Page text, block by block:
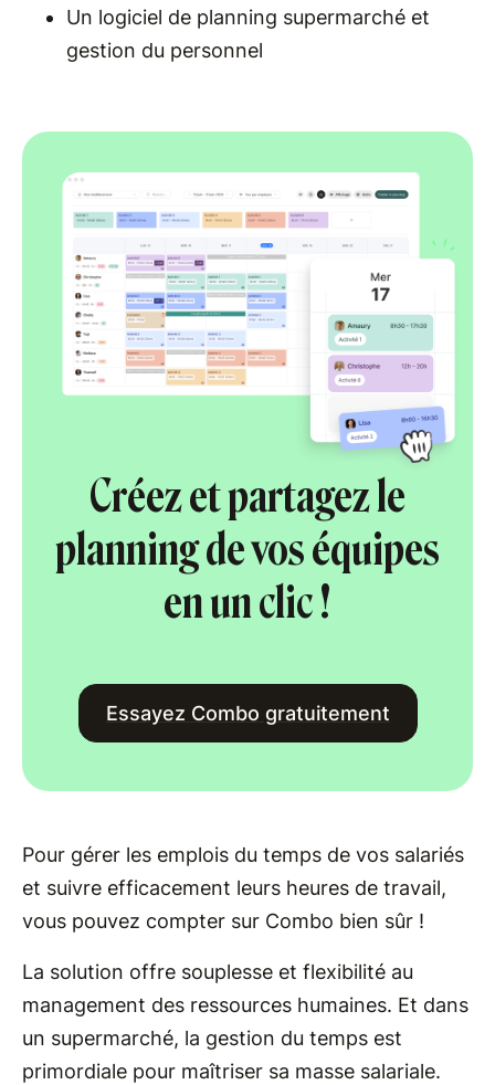
Un logiciel de planning supermarché et
gestion du personnel
Créez et partagez le
planning de vos équipes
en un clic !
Essayez Combo gratuitement
Pour gérer les emplois du temps de vos salariés
et suivre efficacement leurs heures de travail,
vous pouvez compter sur Combo bien sûr !
La solution offre souplesse et flexibilité au
management des ressources humaines. Et dans
un supermarché, la gestion du temps est
primordiale pour maîtriser sa masse salariale.